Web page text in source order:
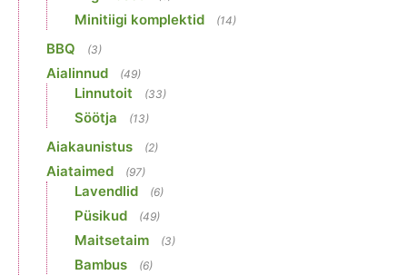
Minitiigi komplektid (14)
BBQ (3)
Aialinnud (49)
Linnutoit (33)
Söötja (13)
Aiakaunistus (2)
Aiataimed (97)
Lavendlid (6)
Püsikud (49)
Maitsetaim (3)
Bambus (6)